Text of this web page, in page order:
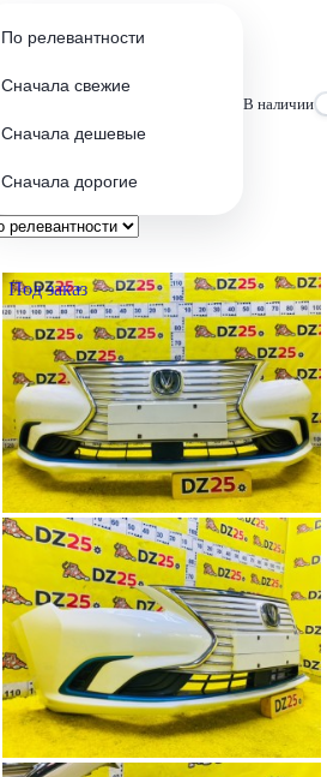
По релевантности
Сначала свежие
Сначала дешевые
Сначала дорогие
В наличии
Под заказ